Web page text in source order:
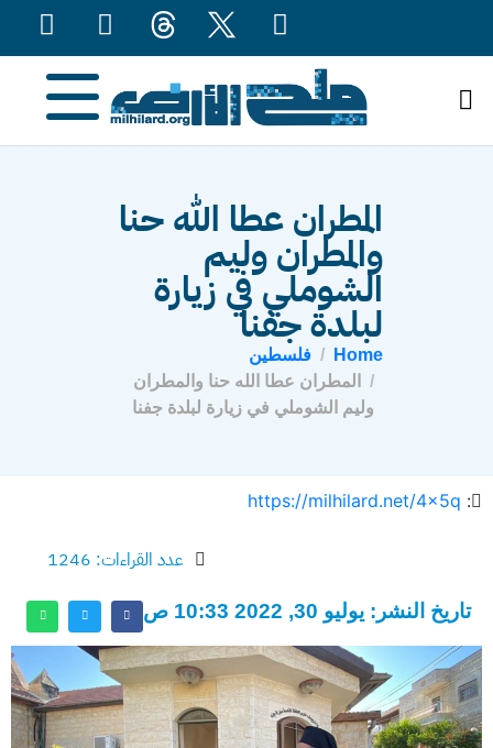
المطران عطا الله حنا
والمطران وليم
الشوملي في زيارة
لبلدة جفنا
Home
فلسطين
المطران عطا الله حنا والمطران
وليم الشوملي في زيارة لبلدة جفنا
:
https://milhilard.net/4x5q
عدد القراءات: 1246
تاريخ النشر: يوليو 30, 2022 10:33 ص